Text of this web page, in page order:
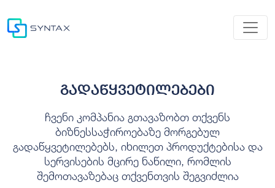
გადაწყვეტილებები
ჩვენი კომპანია გთავაზობთ თქვენს
ბიზნესსაჭიროებაზე მორგებულ
გადაწყვეტილებებს, იხილეთ პროდუქტებისა და
სერვისების მცირე ნაწილი, რომლის
შემოთავაზებაც თქვენთვის შეგვიძლია